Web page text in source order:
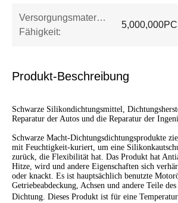
Versorgungsmaterial-
Fähigkeit:
Produkt-Beschreibung
Schwarze Silikondichtungsmittel,
Reparatur der Autos und die Reparatur der
Schwarze Macht-Dichtungsdichtungsprodukte
mit Feuchtigkeit-kuriert, um eine
zurück, die Flexibilität hat. Das Produkt hat
Hitze, wird und andere Eigenschaften sich
oder knackt. Es ist hauptsächlich benutzte
Getriebeabdeckung, Achsen und andere Teile
Dichtung. Dieses Produkt ist für eine